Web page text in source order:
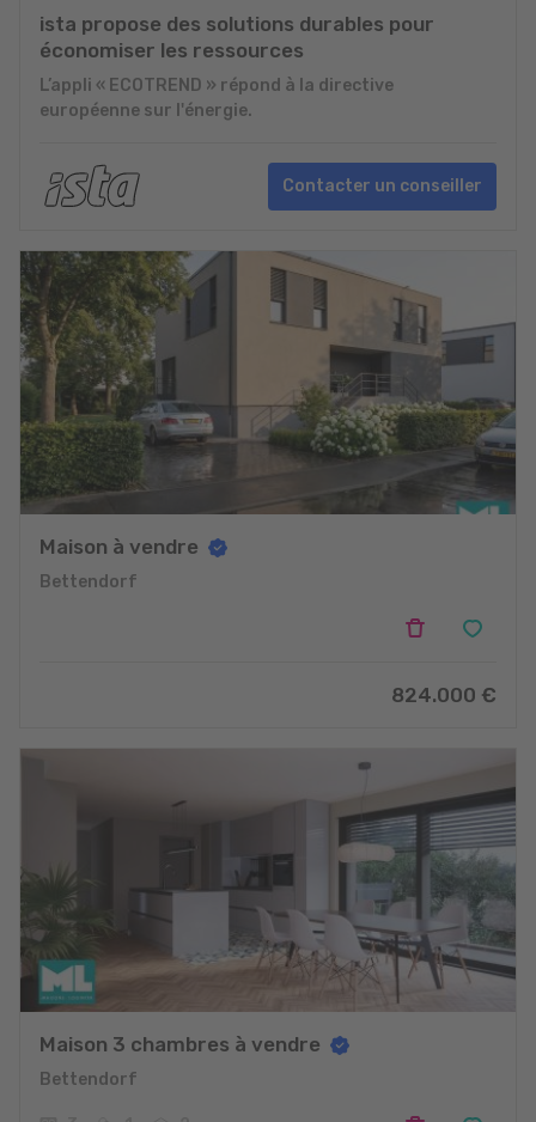
ista propose des solutions durables pour
économiser les ressources
L’appli « ECOTREND » répond à la directive
européenne sur l'énergie.
Contacter un conseiller
Maison à vendre
Bettendorf
824.000 €
Maison 3 chambres à vendre
Bettendorf